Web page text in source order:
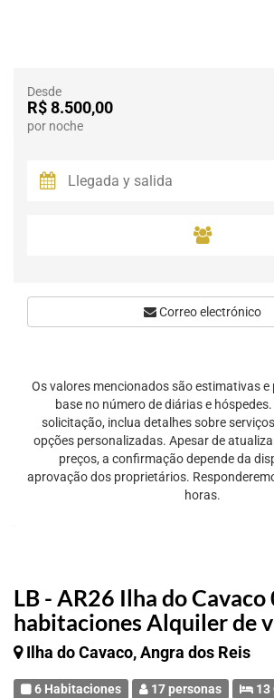
LB - AR26 Ilha do Cavaco
habitaciones Alquiler de
Ilha do Cavaco, Angra dos Reis
6 Habitaciones 17 personas
13
Desde
R$ 8.500,00
por noche
Correo electrónico
Os valores mencionados são estimativas
base no número de diárias e
solicitação, inclua detalhes sobre
opções personalizadas. Apesar de
preços, a confirmação depende da
aprovação dos proprietários.
horas.